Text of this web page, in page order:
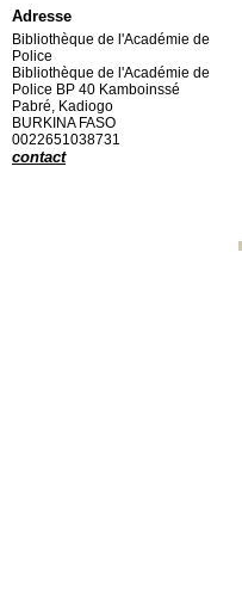
humaines
Mémoires [2]
Adresse
Bibliothèque de l'Académie de
Police
Bibliothèque de l'Académie de
Police BP 40 Kamboinssé
Pabré, Kadiogo
BURKINA FASO
0022651038731
contact